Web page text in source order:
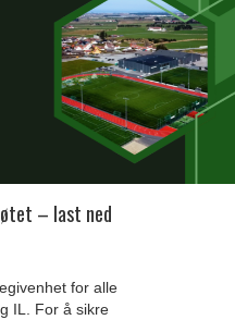
– last ned
for alle
IL. For å sikre